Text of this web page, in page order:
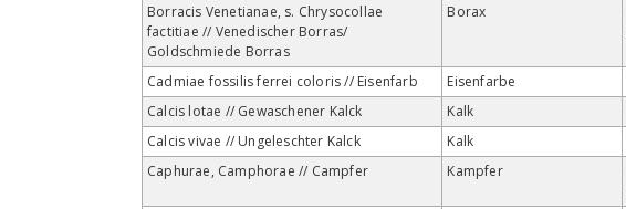
Borracis Venetianae, s. Chrysocollae
factitiae // Venedischer Borras/
Goldschmiede Borras
Borax
Cadmiae fossilis ferrei coloris // Eisenfarb Eisenfarbe
Calcis lotae // Gewaschener Kalck
Kalk
Calcis vivae // Ungeleschter Kalck
Kalk
Caphurae, Camphorae // Campfer
Kampfer